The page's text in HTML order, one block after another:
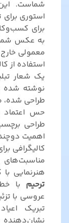
شماست.
استوری
برای
به عکس شما
معمولی
استفاده از
یک شعار
نوشته شده
طراحی شده،
حس اعتماد
طراحی
اهمیت
کالیگرافی
هنرنمایی
ترحیم با
عروسی با
تبریک